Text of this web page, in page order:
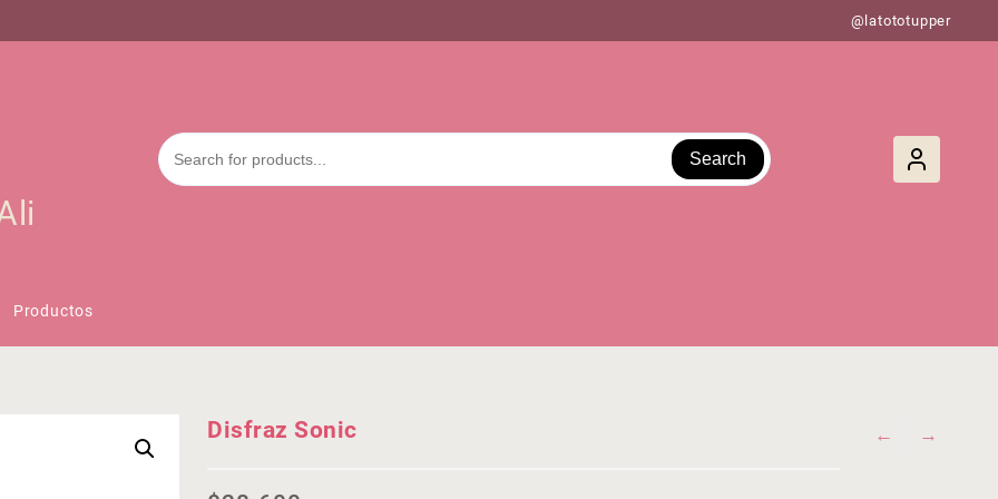
@latototupper
Search
Productos
← →
Disfraz Sonic